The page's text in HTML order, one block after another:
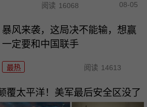
阅读 16068 08-05
暴风来袭，这局决不能输，想赢
一定要和中国联手
最热 阅读 14613
覆太平洋！美军最后安全区没了